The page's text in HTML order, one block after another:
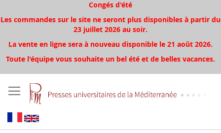
Congés d'été
Les commandes sur le site ne seront plus disponibles à partir du
23 juillet 2026 au soir.
La vente en ligne sera à nouveau disponible le 21 août 2026.
Toute l'équipe vous souhaite un bel été et de belles vacances.